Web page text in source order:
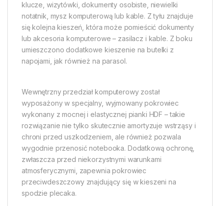
klucze, wizytówki, dokumenty osobiste, niewielki
notatnik, mysz komputerową lub kable. Z tyłu znajduje
się kolejna kieszeń, która może pomieścić dokumenty
lub akcesoria komputerowe – zasilacz i kable. Z boku
umieszczono dodatkowe kieszenie na butelki z
napojami, jak również na parasol.
Wewnętrzny przedział komputerowy został
wyposażony w specjalny, wyjmowany pokrowiec
wykonany z mocnej i elastycznej pianki HDF – takie
rozwiązanie nie tylko skutecznie amortyzuje wstrząsy i
chroni przed uszkodzeniem, ale również pozwala
wygodnie przenosić notebooka. Dodatkową ochronę,
zwłaszcza przed niekorzystnymi warunkami
atmosferycznymi, zapewnia pokrowiec
przeciwdeszczowy znajdujący się w kieszeni na
spodzie plecaka.